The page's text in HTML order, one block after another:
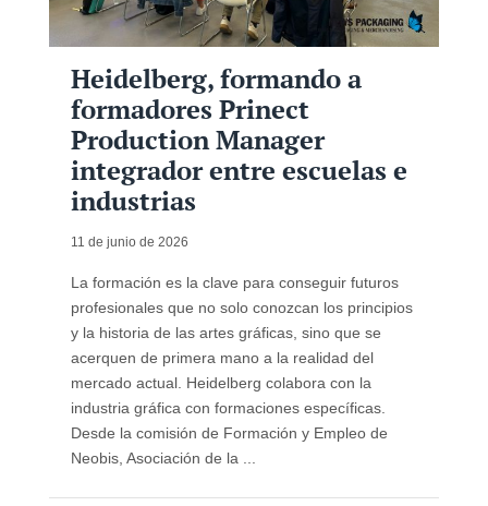
Heidelberg, formando a
formadores Prinect
Production Manager
integrador entre escuelas e
industrias
11 de junio de 2026
La formación es la clave para conseguir futuros
profesionales que no solo conozcan los principios
y la historia de las artes gráficas, sino que se
acerquen de primera mano a la realidad del
mercado actual. Heidelberg colabora con la
industria gráfica con formaciones específicas.
Desde la comisión de Formación y Empleo de
Neobis, Asociación de la ...